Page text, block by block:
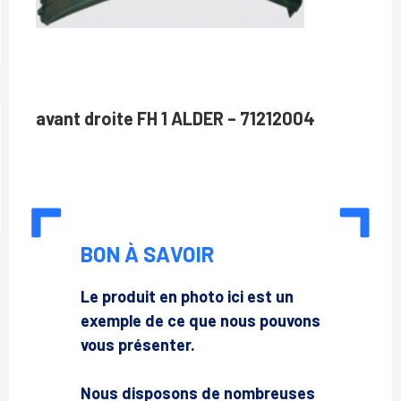
avant droite FH 1 ALDER – 71212004
BON À SAVOIR
Le produit en photo ici est un
exemple de ce que nous pouvons
vous présenter.
Nous disposons de nombreuses